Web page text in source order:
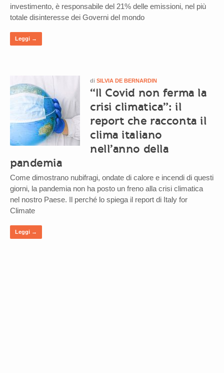
investimento, è responsabile del 21% delle emissioni, nel più
totale disinteresse dei Governi del mondo
Leggi →
di SILVIA DE BERNARDIN
“Il Covid non ferma la
crisi climatica”: il
report che racconta il
clima italiano
nell’anno della
pandemia
Come dimostrano nubifragi, ondate di calore e incendi di questi
giorni, la pandemia non ha posto un freno alla crisi climatica
nel nostro Paese. Il perché lo spiega il report di Italy for
Climate
Leggi →